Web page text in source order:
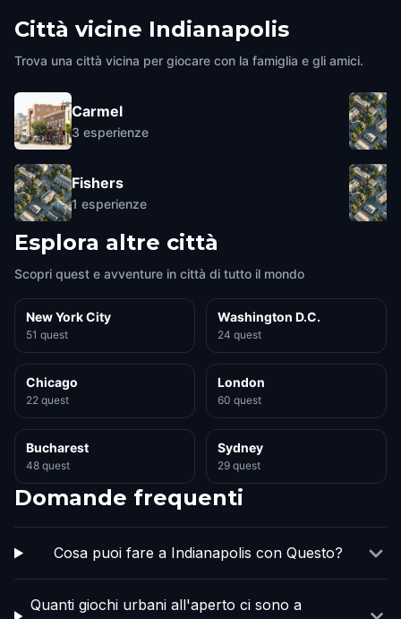
Città vicine Indianapolis
Trova una città vicina per giocare con la famiglia e gli amici.
Carmel
3 esperienze
Fishers
1 esperienze
Esplora altre città
Scopri quest e avventure in città di tutto il mondo
New York City
51 quest
Washington D.C.
24 quest
Chicago
22 quest
London
60 quest
Bucharest
48 quest
Sydney
29 quest
Domande frequenti
Cosa puoi fare a Indianapolis con Questo?
Quanti giochi urbani all'aperto ci sono a